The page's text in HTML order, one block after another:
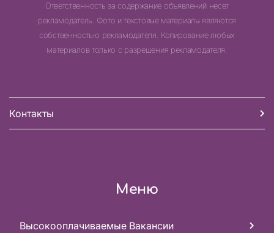
Ответственность за содержание объявлений несет
рекламодатель. Фото и текстовые материалы являются
собственностью рекламодателя. Копирование любых
материалов только с разрешения рекламодателя.
Контакты
Меню
Высокооплачиваемые Вакансии